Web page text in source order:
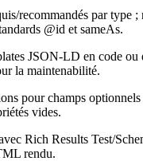
recommandés par type ;
@id et sameAs.
JSON-LD en code ou
la maintenabilité.
pour champs
vides.
Rich Results Test/
rendu.